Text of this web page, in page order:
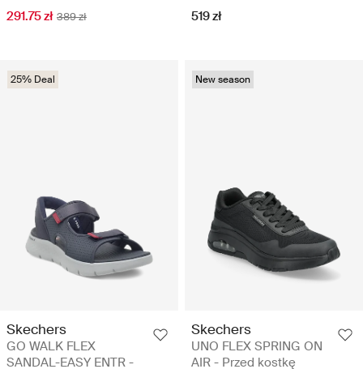
291.75 zł 389 zł 519 zł
25% Deal
Skechers
GO WALK FLEX
SANDAL-EASY ENTR -
New season
Skechers
UNO FLEX SPRING ON
AIR - Przed kostkę